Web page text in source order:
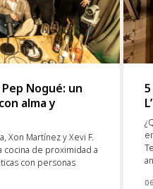
Nogué: un
alma y
Xon Martínez y Xevi F.
cocina de proximidad a
con personas